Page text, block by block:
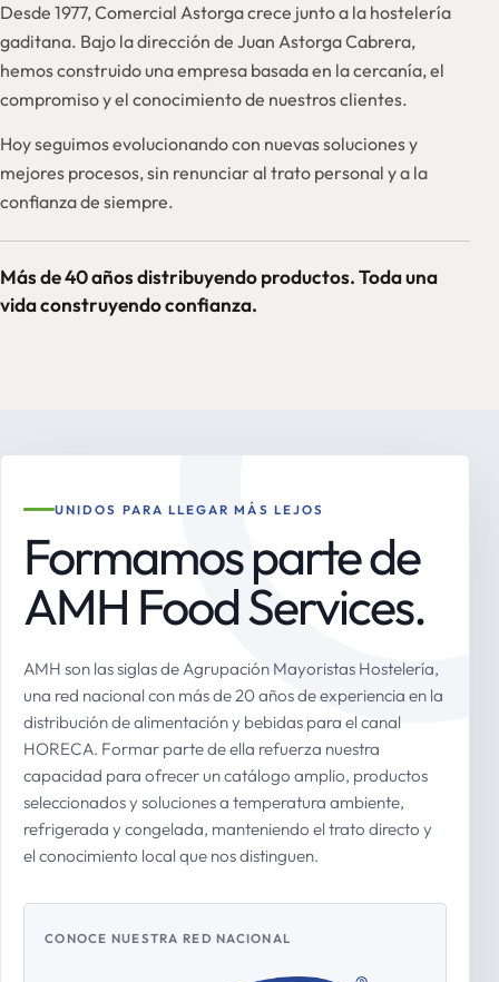
Desde 1977, Comercial Astorga crece junto a la hostelería
gaditana. Bajo la dirección de Juan Astorga Cabrera,
hemos construido una empresa basada en la cercanía, el
compromiso y el conocimiento de nuestros clientes.
Hoy seguimos evolucionando con nuevas soluciones y
mejores procesos, sin renunciar al trato personal y a la
confianza de siempre.
Más de 40 años distribuyendo productos. Toda una
vida construyendo confianza.
UNIDOS PARA LLEGAR MÁS LEJOS
Formamos parte de
AMH Food Services.
AMH son las siglas de Agrupación Mayoristas Hostelería,
una red nacional con más de 20 años de experiencia en la
distribución de alimentación y bebidas para el canal
HORECA. Formar parte de ella refuerza nuestra
capacidad para ofrecer un catálogo amplio, productos
seleccionados y soluciones a temperatura ambiente,
refrigerada y congelada, manteniendo el trato directo y
el conocimiento local que nos distinguen.
CONOCE NUESTRA RED NACIONAL